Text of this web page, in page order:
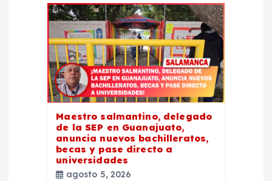
Maestro salmantino, delegado
de la SEP en Guanajuato,
anuncia nuevos bachilleratos,
becas y pase directo a
universidades
agosto 5, 2026